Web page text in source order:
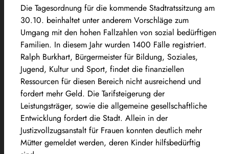
Die Tagesordnung für die kommende Stadtratssitzung am
30.10. beinhaltet unter anderem Vorschläge zum
Umgang mit den hohen Fallzahlen von sozial bedürftigen
Familien. In diesem Jahr wurden 1400 Fälle registriert.
Ralph Burkhart, Bürgermeister für Bildung, Soziales,
Jugend, Kultur und Sport, findet die finanziellen
Ressourcen für diesen Bereich nicht ausreichend und
fordert mehr Geld. Die Tarifsteigerung der
Leistungsträger, sowie die allgemeine gesellschaftliche
Entwicklung fordert die Stadt. Allein in der
Justizvollzugsanstalt für Frauen konnten deutlich mehr
Mütter gemeldet werden, deren Kinder hilfsbedürftig